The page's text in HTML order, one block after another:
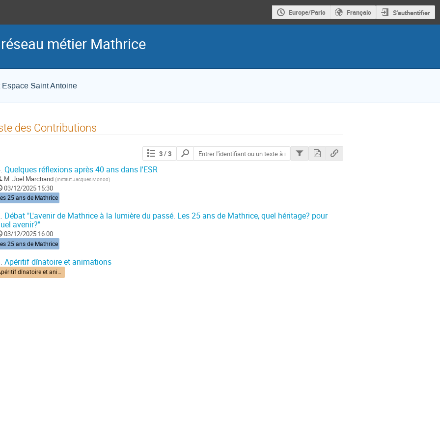
Europe/Paris Français S'authentifier
métier Mathrice
Saint Antoine
des Contributions
3/ 3
Chercher
les
Quelques réflexions après 40 ans dans l'ESR
M. Joel Marchand (Institut Jacques Monod)
03/12/2025 15:30
25 ans de Mathrice
Débat "L'avenir de Mathrice à la lumière du passé. Les 25 ans de Mathrice, quel héritage? pour
avenir?"
03/12/2025 16:00
25 ans de Mathrice
Apéritif dînatoire et animations
Apéritif dînatoire et animations